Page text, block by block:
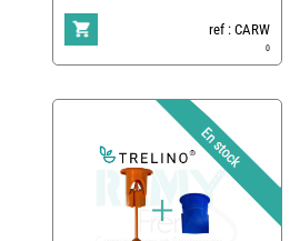
ref : CARW
0